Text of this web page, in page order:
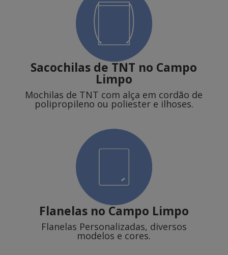
Sacochilas de TNT no Campo
Limpo
Mochilas de TNT com alça em cordão de
polipropileno ou poliester e ilhoses.
Flanelas no Campo Limpo
Flanelas Personalizadas, diversos
modelos e cores.